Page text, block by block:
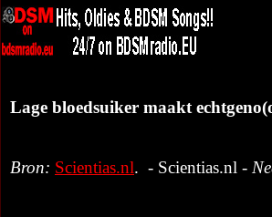
Lage bloedsuiker maakt
Bron: Scientias.nl. - Scientias.nl -